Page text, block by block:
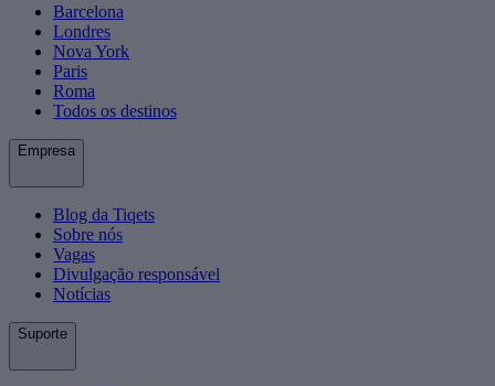
Barcelona
Londres
Nova York
Paris
Roma
Todos os destinos
Empresa
Blog da Tiqets
Sobre nós
Vagas
Divulgação responsável
Notícias
Suporte